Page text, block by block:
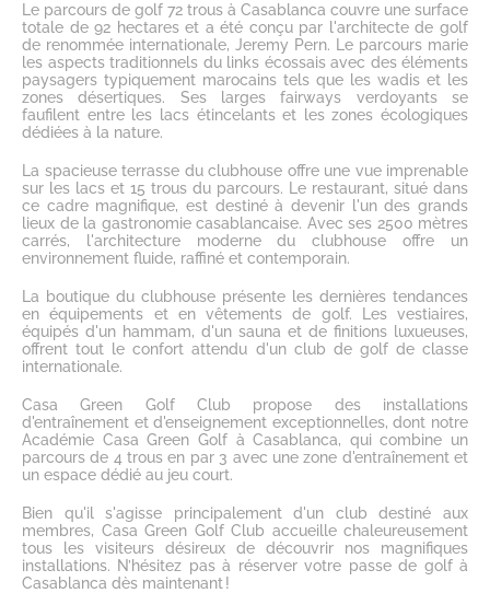
Le parcours de golf 72 trous à Casablanca couvre une surface
totale de 92 hectares et a été conçu par l'architecte de golf
de renommée internationale, Jeremy Pern. Le parcours marie
les aspects traditionnels du links écossais avec des éléments
paysagers typiquement marocains tels que les wadis et les
zones désertiques. Ses larges fairways verdoyants se
faufilent entre les lacs étincelants et les zones écologiques
dédiées à la nature.
La spacieuse terrasse du clubhouse offre une vue imprenable
sur les lacs et 15 trous du parcours. Le restaurant, situé dans
ce cadre magnifique, est destiné à devenir l'un des grands
lieux de la gastronomie casablancaise. Avec ses 2500 mètres
carrés, l'architecture moderne du clubhouse offre un
environnement fluide, raffiné et contemporain.
La boutique du clubhouse présente les dernières tendances
en équipements et en vêtements de golf. Les vestiaires,
équipés d'un hammam, d'un sauna et de finitions luxueuses,
offrent tout le confort attendu d'un club de golf de classe
internationale.
Casa Green Golf Club propose des installations
d'entraînement et d'enseignement exceptionnelles, dont notre
Académie Casa Green Golf à Casablanca, qui combine un
parcours de 4 trous en par 3 avec une zone d'entraînement et
un espace dédié au jeu court.
Bien qu'il s'agisse principalement d'un club destiné aux
membres, Casa Green Golf Club accueille chaleureusement
tous les visiteurs désireux de découvrir nos magnifiques
installations. N’hésitez pas à réserver votre passe de golf à
Casablanca dès maintenant !